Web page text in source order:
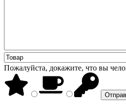
Пожалуйста, докажите, что вы